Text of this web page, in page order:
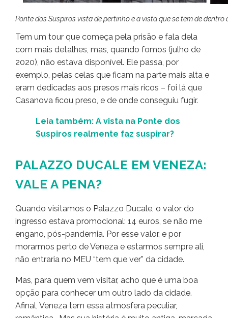
Ponte dos Suspiros vista de pertinho e a vista que se tem de dentro
Tem um tour que começa pela prisão e fala dela
com mais detalhes, mas, quando fomos (julho de
2020), não estava disponível. Ele passa, por
exemplo, pelas celas que ficam na parte mais alta e
eram dedicadas aos presos mais ricos – foi lá que
Casanova ficou preso, e de onde conseguiu fugir.
Leia também: A vista na Ponte dos
Suspiros realmente faz suspirar?
PALAZZO DUCALE EM VENEZA:
VALE A PENA?
Quando visitamos o Palazzo Ducale, o valor do
ingresso estava promocional: 14 euros, se não me
engano, pós-pandemia. Por esse valor, e por
morarmos perto de Veneza e estarmos sempre ali,
não entraria no MEU “tem que ver” da cidade.
Mas, para quem vem visitar, acho que é uma boa
opção para conhecer um outro lado da cidade.
Afinal, Veneza tem essa atmosfera peculiar,